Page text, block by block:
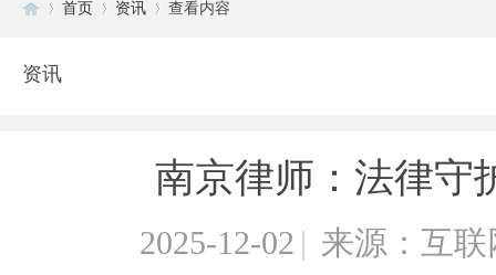
首页 资讯 查看内容
资讯
南京律师：法律守
2025-12-02 | 来源：互联